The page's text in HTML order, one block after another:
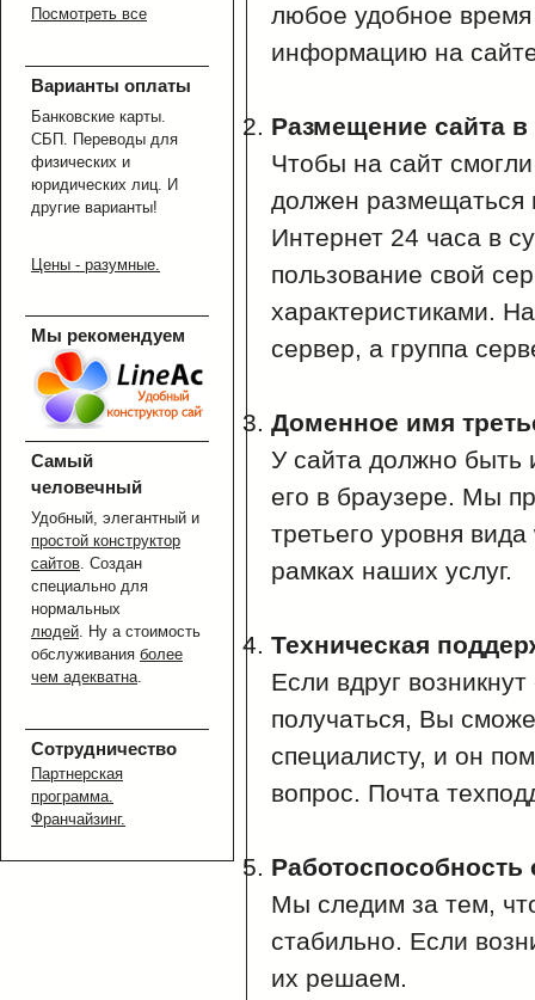
Посмотреть все
Варианты оплаты
Банковские карты.
СБП. Переводы для
физических и
юридических лиц. И
другие варианты!
Цены - разумные.
Мы рекомендуем
Самый
человечный
Удобный, элегантный и
простой конструктор
сайтов. Создан
специально для
нормальных
людей. Ну а стоимость
обслуживания более
чем адекватна.
Сотрудничество
Партнерская
программа.
Франчайзинг.
любое удобное
информацию на
Размещение сайта в
Чтобы на сайт
должен размещаться
Интернет 24 часа в
пользование свой
характеристиками.
сервер, а группа
Доменное имя
У сайта должно быть
его в браузере. Мы
третьего уровня
рамках наших услуг.
Техническая
Если вдруг
получаться, Вы
специалисту, и он
вопрос. Почта
Мы следим за тем,
стабильно. Если
их решаем.